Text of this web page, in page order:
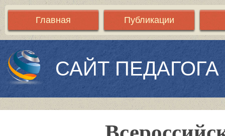
Главная Публикации
САЙТ ПЕДАГОГА